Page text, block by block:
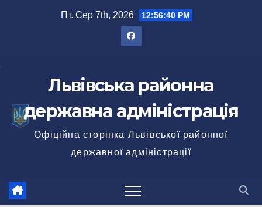
Пт. Сер 7th, 2026 12:56:41 PM
Львівська районна
державна адміністрація
Офіційна сторінка Львівської районної
державної адміністрації